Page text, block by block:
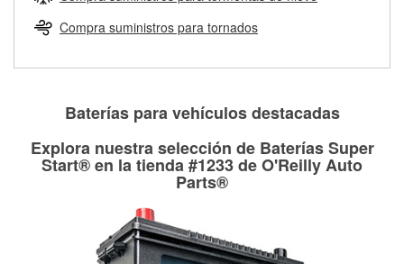
Herramientas de O'Reilly
pueden ser reutilizados, podemos ayudarte a encontrar las
partes de reemplazo correctas para tu reparación.
Rectificación de tambores y discos de freno
Compra suministros para tornados
Baterías para vehículos destacadas
Explora nuestra selección de Baterías Super
Start® en la tienda #1233 de O'Reilly Auto
Parts®